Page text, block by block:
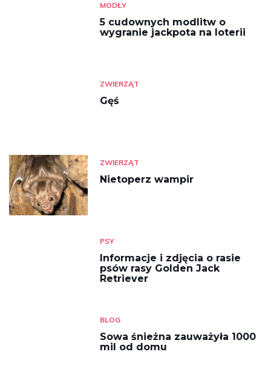
MODŁY
5 cudownych modlitw o
wygranie jackpota na loterii
ZWIERZĄT
Gęś
ZWIERZĄT
Nietoperz wampir
PSY
Informacje i zdjęcia o rasie
psów rasy Golden Jack
Retriever
BLOG
Sowa śnieżna zauważyła 1000
mil od domu